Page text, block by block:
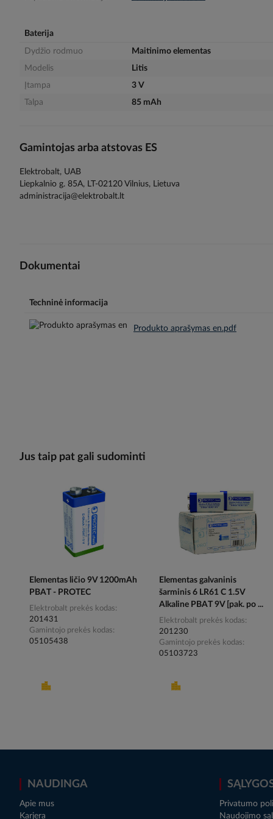
Baterija
Dydžio rodmuo
Maitinimo elementas
Modelis
Litis
Įtampa
3 V
Talpa
85 mAh
Gamintojas arba atstovas ES
Elektrobalt, UAB
Liepkalnio g. 85A, LT-02120 Vilnius, Lietuva
administracija@elektrobalt.lt
Dokumentai
Techninė informacija
Produkto aprašymas en.pdf
Jus taip pat gali sudominti
Elementas ličio 9V 1200mAh
PBAT - PROTEC
Elektrobalt prekės kodas
201431
Gamintojo prekės kodas
05105438
Elementas galvaninis
šarminis 6 LR61 C 1.5V
Alkaline PBAT 9V [pak. po ...
Elektrobalt prekės kodas
201230
Gamintojo prekės kodas
05103723
NAUDINGA
Apie mus
Karjera
Privatumo
Naudojimo